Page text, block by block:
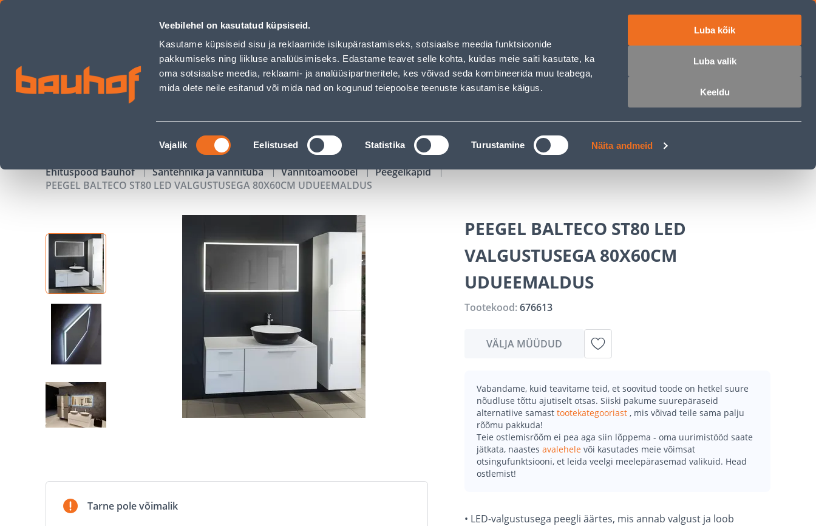
Veebilehel on kasutatud küpsiseid.
Kasutame küpsiseid sisu ja reklaamide isikupärastamiseks, sotsiaalse meedia funktsioonide
pakkumiseks ning liikluse analüüsimiseks. Edastame teavet selle kohta, kuidas meie saiti kasutate, ka
oma sotsiaalse meedia, reklaami- ja analüüsipartneritele, kes võivad seda kombineerida muu teabega,
mida olete neile esitanud või mida nad on kogunud teiepoolse teenuste kasutamise käigus.
Nõusoleku
valik
Vajalik Eelistused Statistika Turustamine Näita andmeid
Luba kõik
Luba valik
Keeldu
PEEGEL BALTECO ST80 LED VALGUSTUSEGA 80X60CM UDUEEMALDUS - Bauhof has loaded
Äriklienditeenindus Klienditeenindus Teenused Karjäärileht
OTSI Logi sisse
KAMPAANIAD KATALOOGID TÖÖRIISTALAENUTUS JÄRELMAKS
Ehituspood Bauhof Santehnika ja vannituba Vannitoamööbel
Peegelkapid
PEEGEL BALTECO ST80 LED VALGUSTUSEGA 80X60CM UDUEEMALDUS
Tarne pole võimalik
PEEGEL BALTECO ST80 LED
VALGUSTUSEGA 80X60CM
UDUEEMALDUS
Tootekood:676613
VÄLJA MÜÜDUD
Vabandame, kuid teavitame teid, et soovitud toode on hetkel suure
nõudluse tõttu ajutiselt otsas. Siiski pakume suurepäraseid
alternatiive samast tootekategooriast , mis võivad teile sama palju
rõõmu pakkuda!
Teie ostlemisrõõm ei pea aga siin lõppema - oma uurimistööd saate
jätkata, naastes avalehele või kasutades meie võimsat
otsingufunktsiooni, et leida veelgi meelepärasemad valikuid. Head
ostlemist!
• LED-valgustusega peegli äärtes, mis annab valgust ja loob